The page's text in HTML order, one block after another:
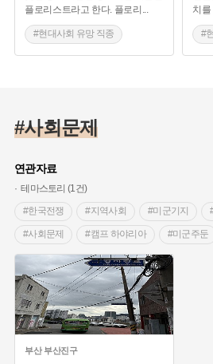
플로리스트라고 한다. 플로리
#현대사회 유망 직종
#문화 산업 직종
치
#
#
#사회문제
연관자료
테마스토리 (1건)
#한국전쟁
#지역사회 #미군기지
#사회문제 #캠프 하야리아 #미군주둔
#범전동 #경마장역사 #집창촌
부산 부산진구